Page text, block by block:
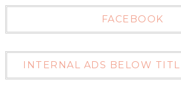
FACEBOOK
INTERNAL ADS BELOW